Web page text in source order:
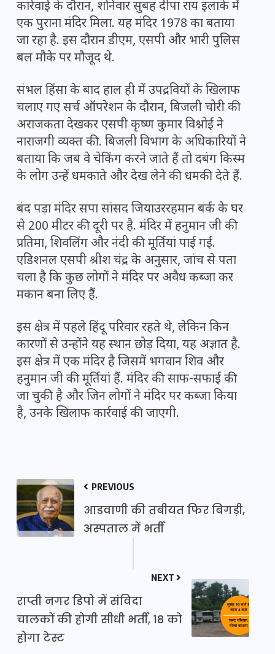
कार्रवाई के दौरान, शनिवार सुबह दीपा राय इलाके में
एक पुराना मंदिर मिला. यह मंदिर 1978 का बताया
जा रहा है. इस दौरान डीएम, एसपी और भारी पुलिस
बल मौके पर मौजूद थे.
संभल हिंसा के बाद हाल ही में उपद्रवियों के खिलाफ
चलाए गए सर्च ऑपरेशन के दौरान, बिजली चोरी की
अराजकता देखकर एसपी कृष्ण कुमार विश्नोई ने
नाराजगी व्यक्त की. बिजली विभाग के अधिकारियों ने
बताया कि जब वे चेकिंग करने जाते हैं तो दबंग किस्म
के लोग उन्हें धमकाते और देख लेने की धमकी देते हैं.
बंद पड़ा मंदिर सपा सांसद जियाउररहमान बर्क के घर
से 200 मीटर की दूरी पर है. मंदिर में हनुमान जी की
प्रतिमा, शिवलिंग और नंदी की मूर्तियां पाई गईं.
एडिशनल एसपी श्रीश चंद्र के अनुसार, जांच से पता
चला है कि कुछ लोगों ने मंदिर पर अवैध कब्जा कर
मकान बना लिए हैं.
इस क्षेत्र में पहले हिंदू परिवार रहते थे, लेकिन किन
कारणों से उन्होंने यह स्थान छोड़ दिया, यह अज्ञात है.
इस क्षेत्र में एक मंदिर है जिसमें भगवान शिव और
हनुमान जी की मूर्तियां हैं. मंदिर की साफ-सफाई की
जा चुकी है और जिन लोगों ने मंदिर पर कब्जा किया
है, उनके खिलाफ कार्रवाई की जाएगी.
PREVIOUS
आडवाणी की तबीयत फिर बिगड़ी,
अस्पताल में भर्ती
NEXT
राप्ती नगर डिपो में संविदा
चालकों की होगी सीधी भर्ती, 18 को
होगा टेस्ट